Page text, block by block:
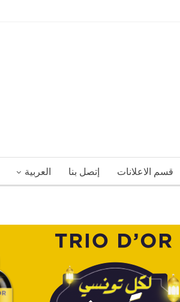
قسم الاعلانات إتصل بنا العربية